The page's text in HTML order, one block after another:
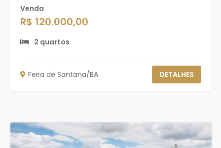
Venda
R$ 120.000,00
2 quartos
Feira de Santana/BA DETALHES